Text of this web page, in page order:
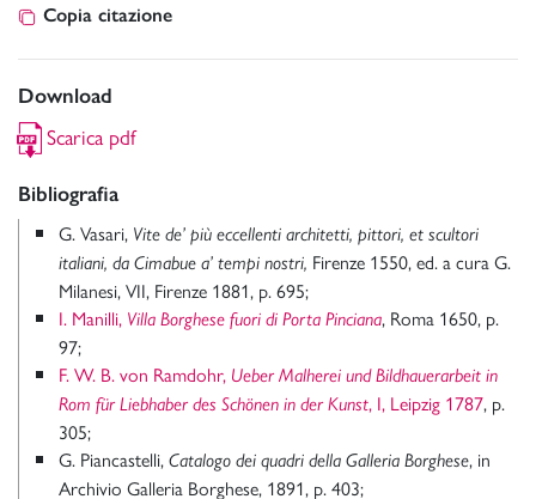
Copia citazione
Download
Scarica pdf
Bibliografia
G. Vasari, Vite de’ più eccellenti architetti, pittori, et scultori
italiani, da Cimabue a’ tempi nostri, Firenze 1550, ed. a cura G.
Milanesi, VII, Firenze 1881, p. 695;
I. Manilli, Villa Borghese fuori di Porta Pinciana, Roma 1650, p.
97;
F. W. B. von Ramdohr, Ueber Malherei und Bildhauerarbeit in
Rom für Liebhaber des Schönen in der Kunst, I, Leipzig 1787, p.
305;
G. Piancastelli, Catalogo dei quadri della Galleria Borghese, in
Archivio Galleria Borghese, 1891, p. 403;